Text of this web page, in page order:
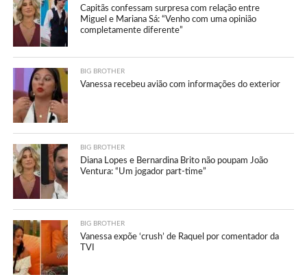
Capitãs confessam surpresa com relação entre
Miguel e Mariana Sá: “Venho com uma opinião
completamente diferente”
BIG BROTHER
Vanessa recebeu avião com informações do exterior
BIG BROTHER
Diana Lopes e Bernardina Brito não poupam João
Ventura: “Um jogador part-time”
BIG BROTHER
Vanessa expõe ‘crush’ de Raquel por comentador da
TVI